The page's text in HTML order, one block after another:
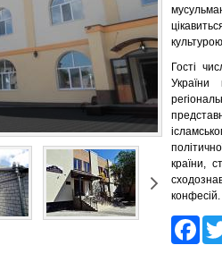
Гості
країни,
конфесій.